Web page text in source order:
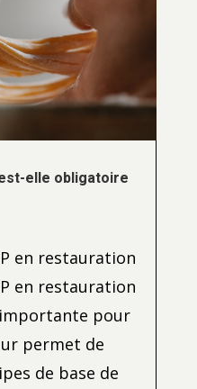
elle obligatoire
en restauration
en restauration
pour
permet de
de base de